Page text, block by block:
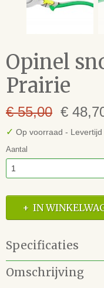
Opinel
Prairie
€ 55,00 €
✓ Op voorraad -
Aantal
IN
Specificaties
Productcode
63.129.47OP1628
Omschrijving